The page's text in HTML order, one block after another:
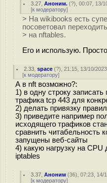
3.27 ,Аноним. (?), 00:07, 13/
[к модератору]
> На wikibooks есть
посоветовал переходить
> на nftables.
Его и использую.
2.33 ,space (?), 21:15, 13/10/
[к модератору]
А в nft возможно?:
1) в одну строку
трафика tcp 443 для
2) делать привязку
3) приведите например
исходящего трафиков
сравнить читабельность
запущены веб-сайты
4) какую нагрузку на
iptables
3.37 ,Аноним (36), 07:23, 14/
[к модератору]